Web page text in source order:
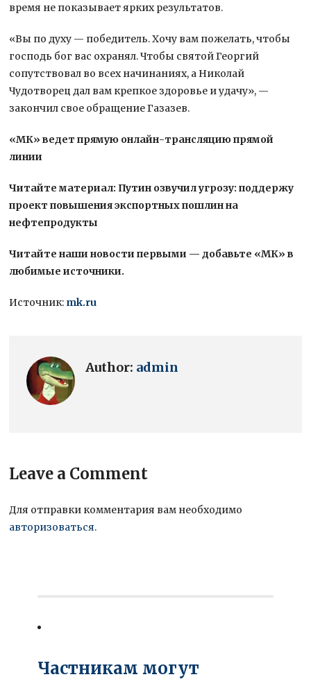
время не показывает ярких результатов.
«Вы по духу — победитель. Хочу вам пожелать, чтобы
господь бог вас охранял. Чтобы святой Георгий
сопутствовал во всех начинаниях, а Николай
Чудотворец дал вам крепкое здоровье и удачу», —
закончил свое обращение Газазев.
«МК» ведет прямую онлайн-трансляцию прямой
линии
Читайте материал: Путин озвучил угрозу: поддержу
проект повышения экспортных пошлин на
нефтепродукты
Читайте наши новости первыми — добавьте «МК» в
любимые источники.
Источник: mk.ru
Author: admin
Leave a Comment
Для отправки комментария вам необходимо
авторизоваться.
Частникам могут